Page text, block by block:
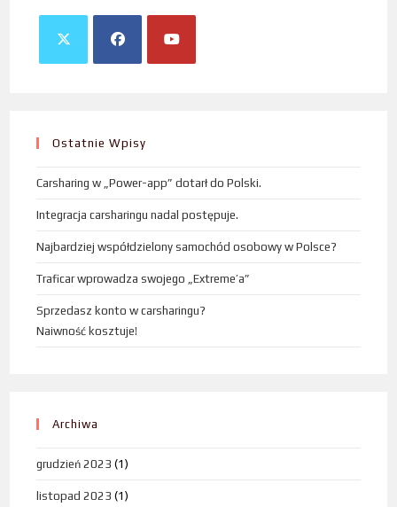
Ostatnie Wpisy
Carsharing w „Power-app” dotarł do Polski.
Integracja carsharingu nadal postępuje.
Najbardziej współdzielony samochód osobowy w Polsce?
Traficar wprowadza swojego „Extreme’a”
Sprzedasz konto w carsharingu?
Naiwność kosztuje!
Archiwa
grudzień 2023 (1)
listopad 2023 (1)